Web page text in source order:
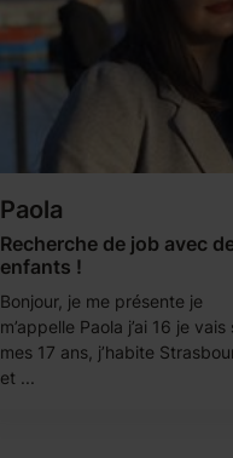
Paola
Recherche de job avec
enfants !
Bonjour, je me présente je
m’appelle Paola j’ai 16 je vais
mes 17 ans, j’habite
et ...